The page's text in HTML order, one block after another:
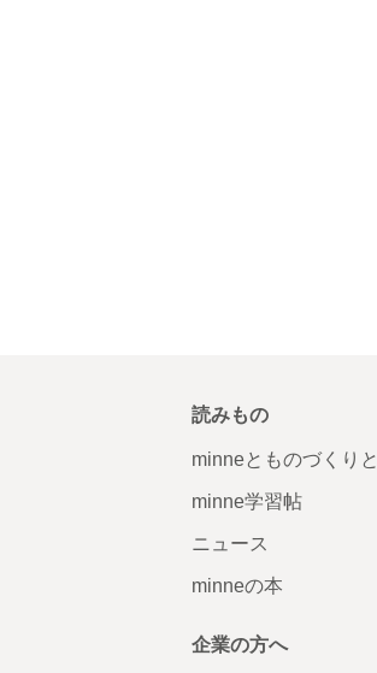
読みもの
minneとものづくりと
minne学習帖
ニュース
minneの本
企業の方へ